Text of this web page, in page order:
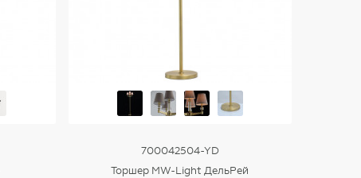
700042504-YD
Торшер MW-Light ДельРей